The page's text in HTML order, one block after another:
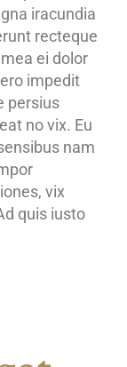
iracundia
recteque
ei dolor
impedit
persius
no vix. Eu
nam
vix
quis iusto